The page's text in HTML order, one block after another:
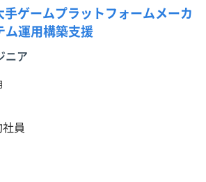
手ゲームプラットフォームメーカ
ム運用構築支援
ニア
員